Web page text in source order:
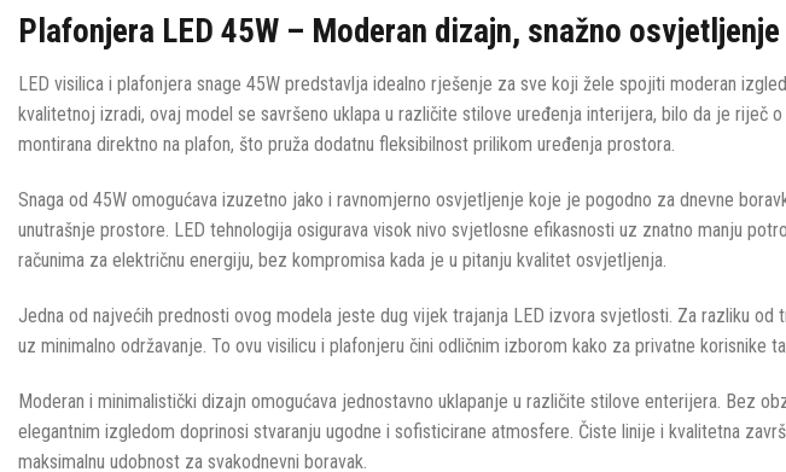
Plafonjera LED 45W – Moderan dizajn, snažno
LED visilica i plafonjera snage 45W predstavlja idealno rješenje za sve koji žele spojiti moderan
kvalitetnoj izradi, ovaj model se savršeno uklapa u različite stilove uređenja interijera, bilo da je
montirana direktno na plafon, što pruža dodatnu fleksibilnost prilikom uređenja prostora.
Snaga od 45W omogućava izuzetno jako i ravnomjerno osvjetljenje koje je pogodno za dnevne
unutrašnje prostore. LED tehnologija osigurava visok nivo svjetlosne efikasnosti uz znatno manju
računima za električnu energiju, bez kompromisa kada je u pitanju kvalitet osvjetljenja.
Jedna od najvećih prednosti ovog modela jeste dug vijek trajanja LED izvora svjetlosti. Za razliku
uz minimalno održavanje. To ovu visilicu i plafonjeru čini odličnim izborom kako za privatne
Moderan i minimalistički dizajn omogućava jednostavno uklapanje u različite stilove enterijera. Bez
elegantnim izgledom doprinosi stvaranju ugodne i sofisticirane atmosfere. Čiste linije i kvalitetna
maksimalnu udobnost za svakodnevni boravak.